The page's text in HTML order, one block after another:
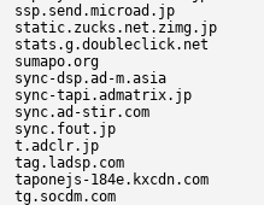
ssp.send.microad.jp
static.zucks.net.zimg.jp
stats.g.doubleclick.net
sumapo.org
sync-dsp.ad-m.asia
sync-tapi.admatrix.jp
sync.ad-stir.com
sync.fout.jp
t.adclr.jp
tag.ladsp.com
taponejs-184e.kxcdn.com
tg.socdm.com